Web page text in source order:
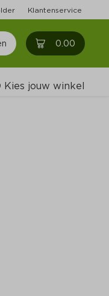
Klantenservice
0.00 0
Kies jouw winkel